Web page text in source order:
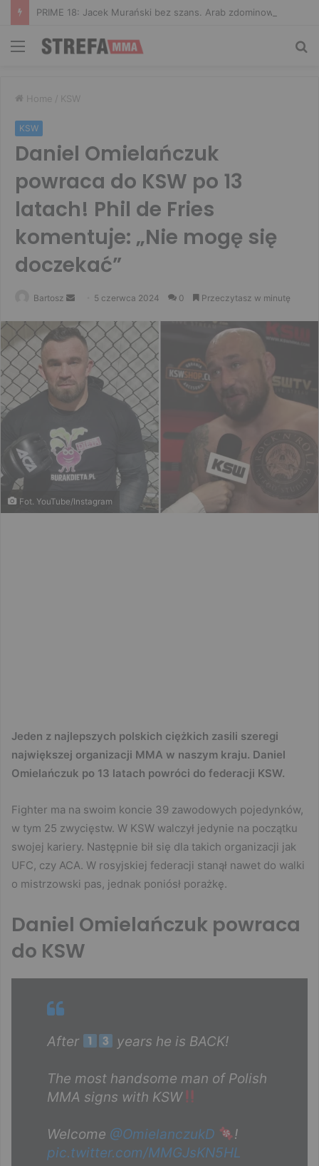
Menu
Home / KSW
KSW
Daniel Omielańczuk
powraca do KSW po 13
latach! Phil de Fries
komentuje: „Nie mogę się
doczekać”
Bartosz
Send
email
5 czerwca 2024 0 Przeczytasz w minutę
Fot. YouTube/Instagram
Jeden z najlepszych polskich ciężkich zasili szeregi
największej organizacji MMA w naszym kraju. Daniel
Omielańczuk po 13 latach powróci do federacji KSW.
Fighter ma na swoim koncie 39 zawodowych pojedynków,
w tym 25 zwycięstw. W KSW walczył jedynie na początku
swojej kariery. Następnie bił się dla takich organizacji jak
UFC, czy ACA. W rosyjskiej federacji stanął nawet do walki
o mistrzowski pas, jednak poniósł porażkę.
Daniel Omielańczuk powraca
do KSW
After years he is BACK!
The most handsome man of Polish
MMA signs with KSW
Welcome @OmielanczukD
!
pic.twitter.com/MMGJsKN5HL